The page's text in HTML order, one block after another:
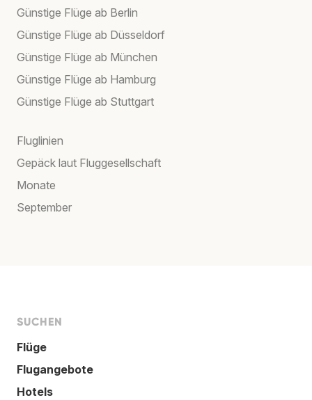
Günstige Flüge ab Berlin
Günstige Flüge ab Düsseldorf
Günstige Flüge ab München
Günstige Flüge ab Hamburg
Günstige Flüge ab Stuttgart
Fluglinien
Gepäck laut Fluggesellschaft
Monate
September
SUCHEN
Flüge
Flugangebote
Hotels